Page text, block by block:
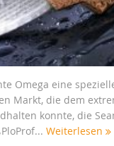
Omega eine
Markt, die dem
konnte, die
Weiterlesen